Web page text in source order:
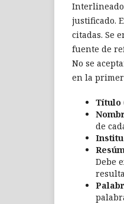
Interlineado
justificado.
citadas. Se
fuente de
No se
en la
Título
de
Debe